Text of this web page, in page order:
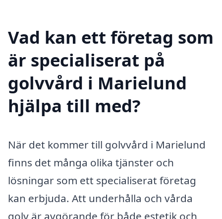
Vad kan ett företag som
är specialiserat på
golvvård i Marielund
hjälpa till med?
När det kommer till golvvård i Marielund
finns det många olika tjänster och
lösningar som ett specialiserat företag
kan erbjuda. Att underhålla och vårda
golv är avgörande för både estetik och